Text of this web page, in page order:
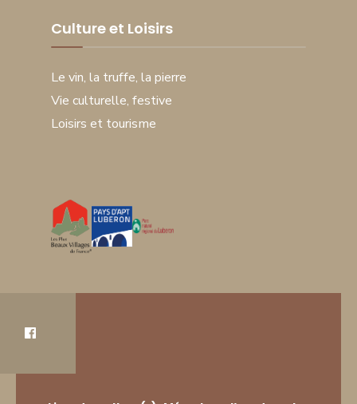
Culture et Loisirs
Le vin, la truffe, la pierre
Vie culturelle, festive
Loisirs et tourisme